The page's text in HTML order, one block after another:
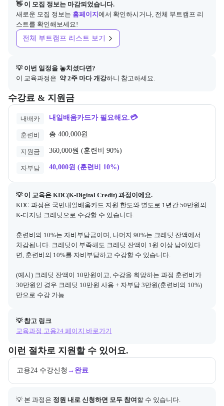
👋 이 모집 정보는 마감되었습니다.
새로운 모집 정보는 홈페이지 에서 확인하시거나, 전체 부트캠프 리
스트를 확인해보세요!
전체 부트캠프 리스트 보기
💡 이번 일정을 놓치셨다면?
이 교육과정은 약 2주 마다 개강하니 참고하세요.
수강료 & 지원금
교육과정의 비용 및 결제 관련 정보를 안내한다. 필요 시 정부지원 과
내배카 내일배움카드가 필요해요.💳
훈련비 총 400,000원
지원금 360,000원 (훈련비 90%)
자부담 40,000원 (훈련비 10%)
💡 이 교육은 KDC(K-Digital Credit) 과정이에요.
KDC 과정은 국민내일배움카드 지원 한도와 별도로 1년간 50만원의
K-디지털 크레딧으로 수강할 수 있습니다.
훈련비의 10%는 자비부담금이며, 나머지 90%는 크레딧 잔액에서
차감됩니다. 크레딧이 부족해도 크레딧 잔액이 1원 이상 남아있다
면, 훈련비의 10%를 자비부담하고 수강할 수 있습니다.
(예시) 크레딧 잔액이 10만원이고, 수강을 희망하는 과정 훈련비가
30만원인 경우 크레딧 10만원 사용 + 자부담 3만원(훈련비의 10%)
만으로 수강 가능
💡 참고 링크
교육과정 고용24 페이지 바로가기
이런 절차로 지원할 수 있어요.
교육과정 지원 절차와 참여 조건, 상세 참고사항을 안내한다.
고용24 수강신청 → 완료
💡 본 과정은 정원 내로 신청하면 모두 참여 할 수 있습니다.